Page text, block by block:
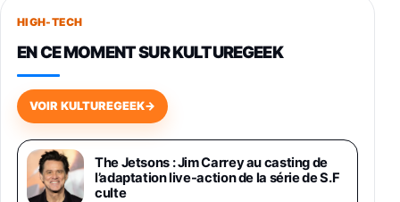
749,99€
648,63€834,71€
Samsung Galaxy Miracle Ultra, Smartphone
Android 5G avec Galaxy AI, 512 Go,
Chargeur Secteur Rapide 25W Inclus,
Smartphone déverrouillé, Noir, Version FR
HIGH-TECH
EN CE MOMENT SUR KULTUREGEEK
VOIR KULTUREGEEK→
The Jetsons : Jim Carrey au casting de
l’adaptation live-action de la série de S.F
culte